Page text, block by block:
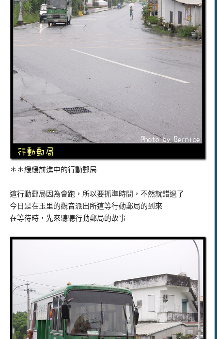
＊＊緩緩前進中的行動郵局
這行動郵局因為會跑，所以要抓準時間，不然就錯過了
今日是在玉里的觀音派出所這等行動郵局的到來
在等待時，先來聽聽行動郵局的故事